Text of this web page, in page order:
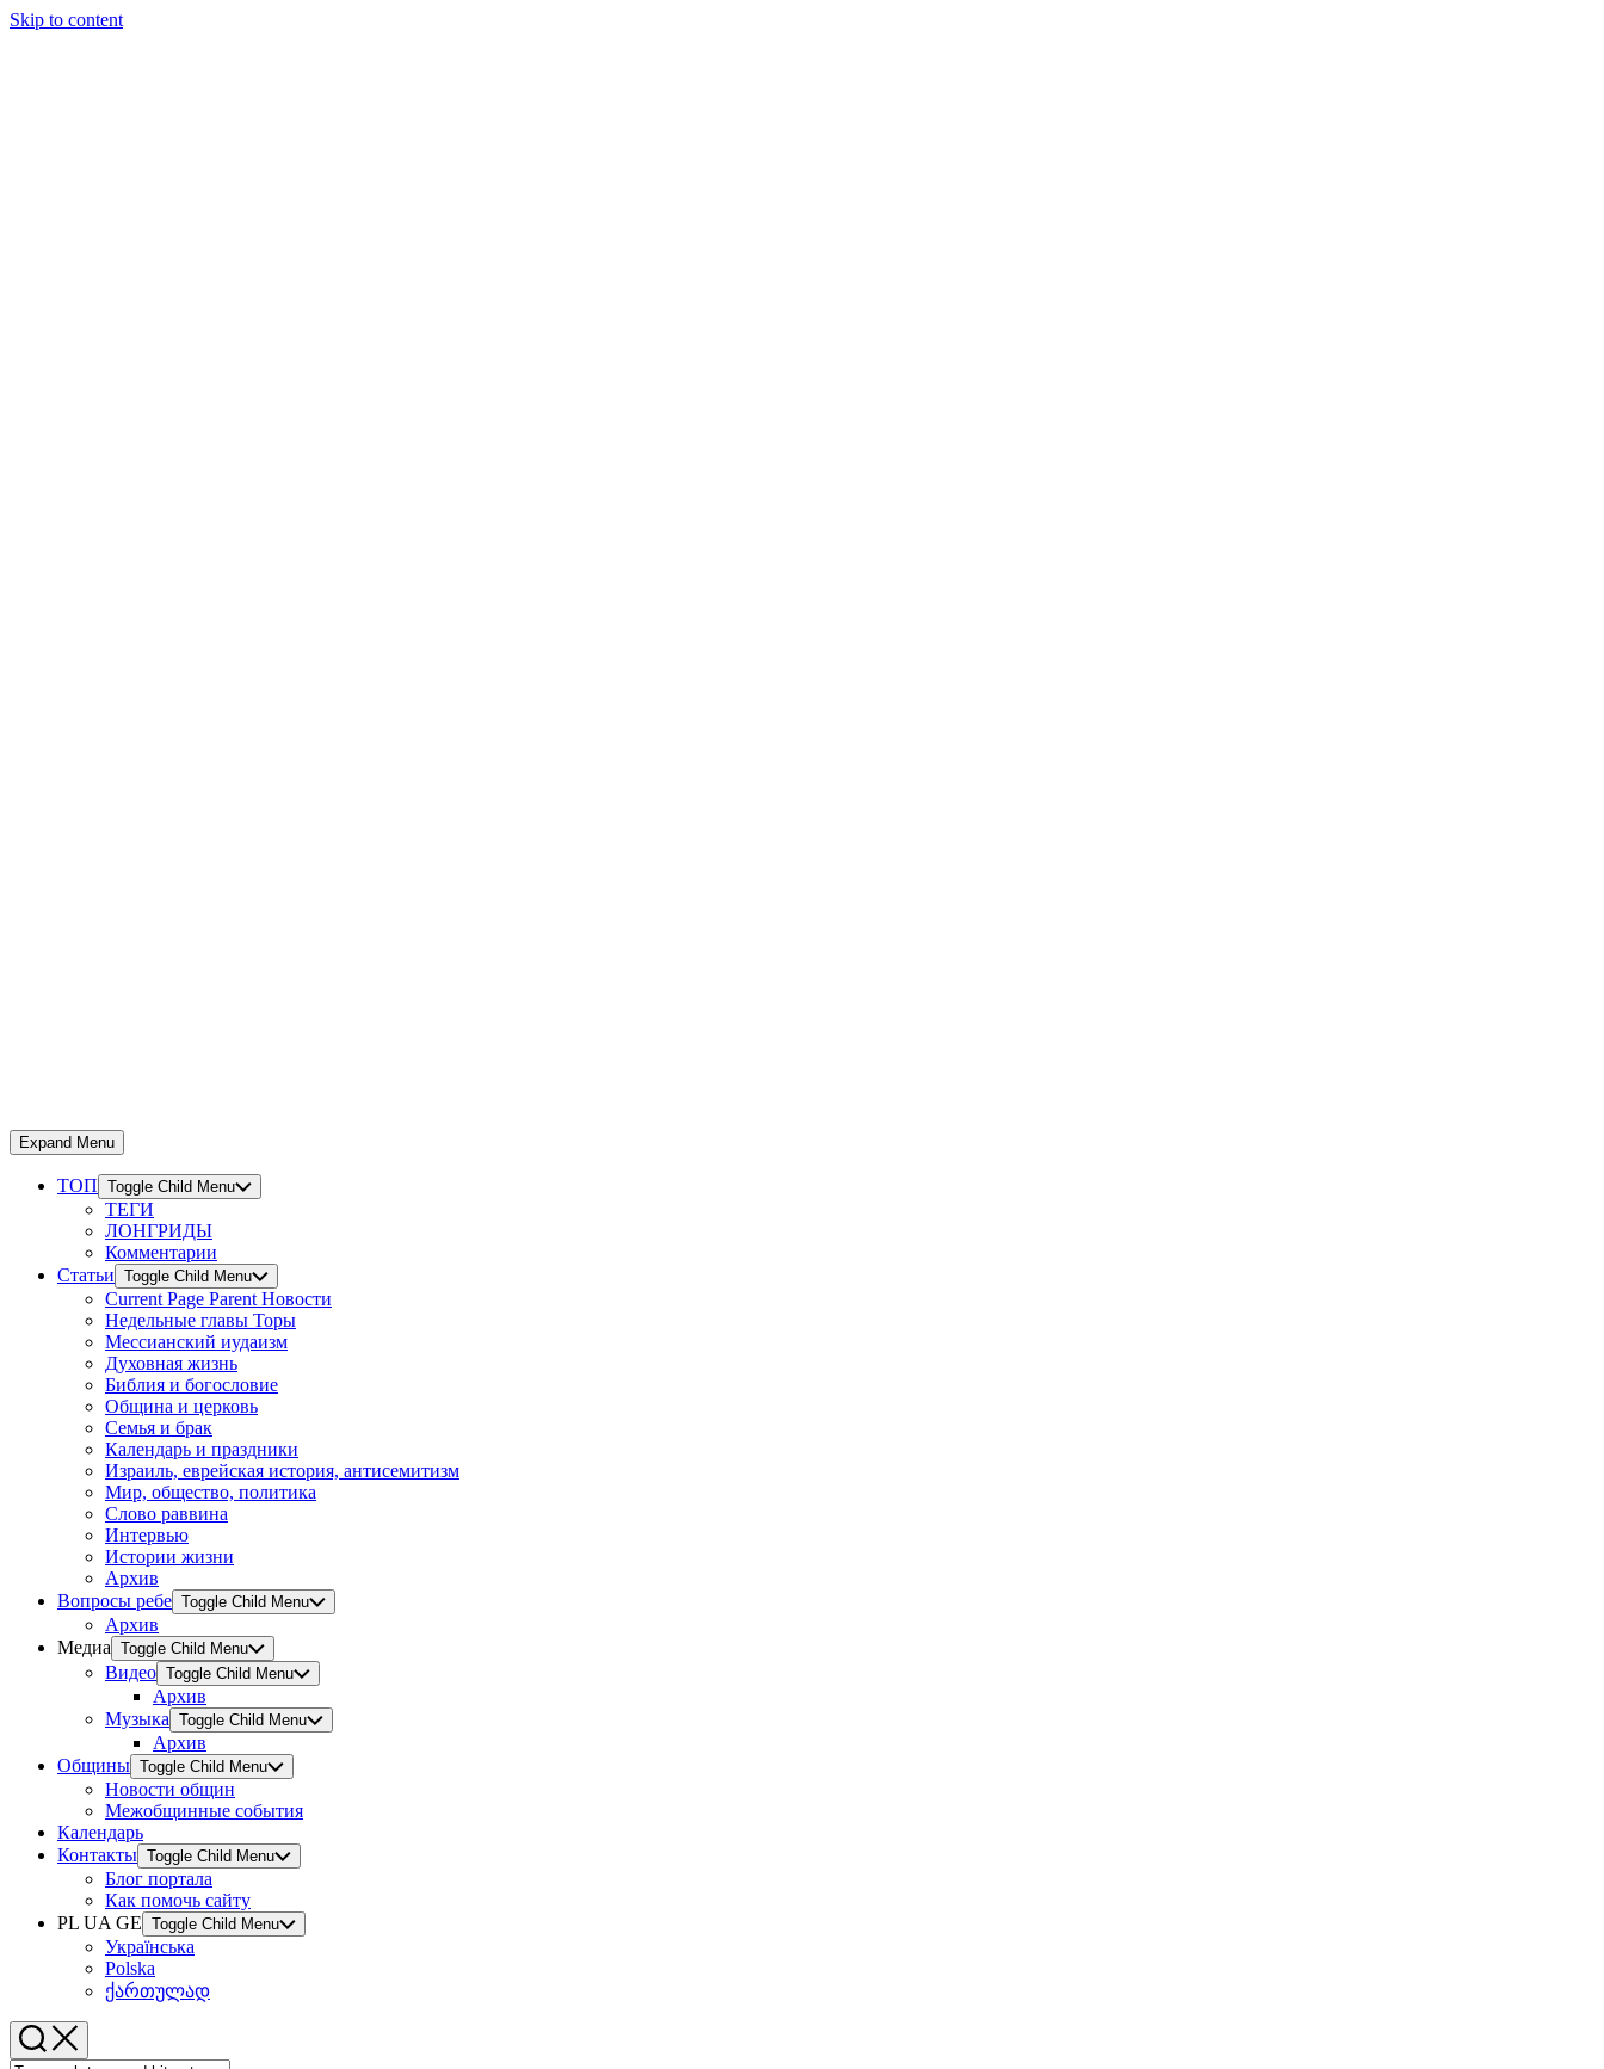
Skip to content
Expand Menu
ТОП Toggle Child Menu
ТЕГИ
ЛОНГРИДЫ
Комментарии
Статьи Toggle Child Menu
Current Page Parent Новости
Недельные главы Торы
Мессианский иудаизм
Духовная жизнь
Библия и богословие
Община и церковь
Семья и брак
Календарь и праздники
Израиль, еврейская история, антисемитизм
Мир, общество, политика
Слово раввина
Интервью
Истории жизни
Архив
Вопросы ребе Toggle Child Menu
Архив
Медиа Toggle Child Menu
Видео Toggle Child Menu
Архив
Музыка Toggle Child Menu
Архив
Общины Toggle Child Menu
Новости общин
Межобщинные события
Календарь
Контакты Toggle Child Menu
Блог портала
Как помочь сайту
PL UA GE Toggle Child Menu
Українська
Polska
ქართულად